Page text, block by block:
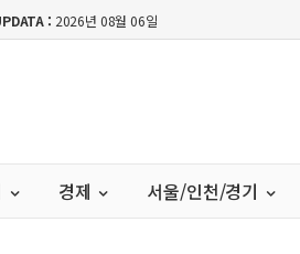
: 2026년 08월 06일
경제 서울/인천/경기